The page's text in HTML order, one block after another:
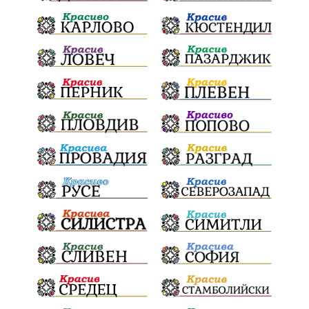
Индустриализация
БългарскотоМашиностроене ПравилаЗаВсички
ТониСтораро НеправилноПаркиране Булинг
ЯнкаРупкина НародноТворчество
ЕлектроразпределениеСевер
СигналиБезОтговор Безопасност
ТърновскаКонституция Суверенитет